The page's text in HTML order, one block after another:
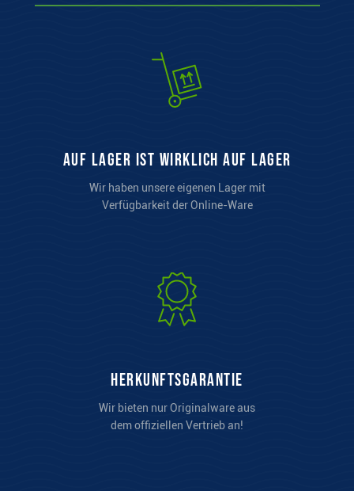
auf Lager ist wirklich auf Lager
Wir haben unsere eigenen Lager mit
Verfügbarkeit der Online-Ware
Herkunftsgarantie
Wir bieten nur Originalware aus
dem offiziellen Vertrieb an!